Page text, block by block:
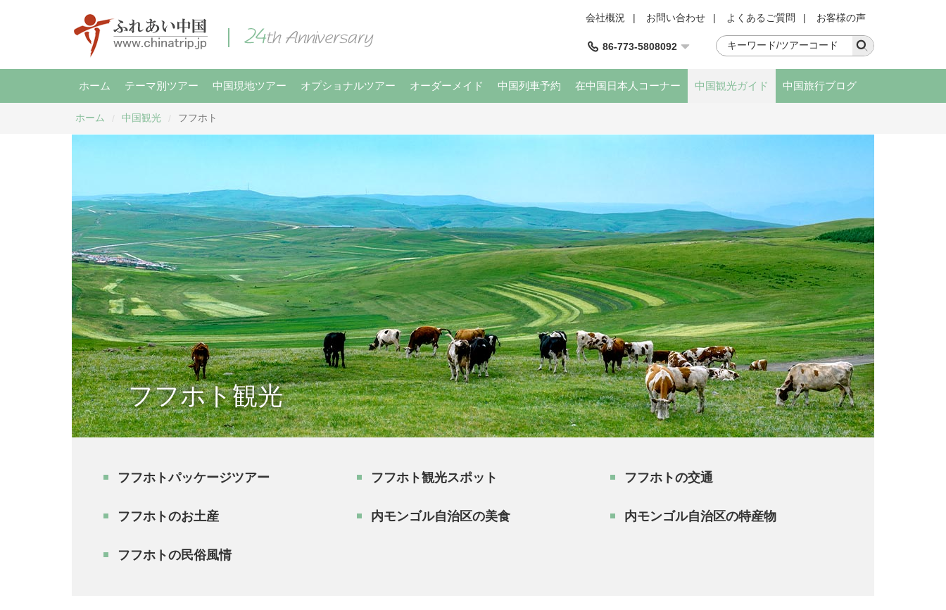
会社概況 | お問い合わせ | よくあるご質問 | お客様の声
86-773-5808092
ホーム テーマ別ツアー 中国現地ツアー オプショナルツアー オーダーメイド 中国列車予約 在中国日本人コーナー 中国観光ガイド 中国旅行ブログ
ホーム 中国観光 フフホト
フフホト観光
フフホトパッケージツアー フフホト観光スポット フフホトの交通
フフホトのお土産 内モンゴル自治区の美食 内モンゴル自治区の特産物
フフホトの民俗風情